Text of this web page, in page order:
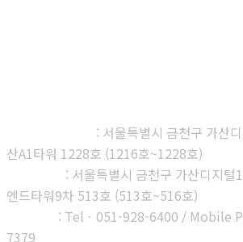
: 서울특별시 금천구 가산
산A1타워 1228호 (1216호~1228호)
: 서울특별시 금천구 가산디지털
엔드타워9차 513호 (513호~516호)
: Telㆍ051-928-6400 / Mobile
7379